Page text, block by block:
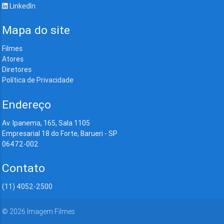
LinkedIn
Mapa do site
Filmes
Atores
Diretores
Política de Privacidade
Endereço
Av. Ipanema, 165, Sala 1105
Empresarial 18 do Forte, Barueri - SP
06472-002
Contato
(11) 4052-2500
© 2026 Imagem Filmes